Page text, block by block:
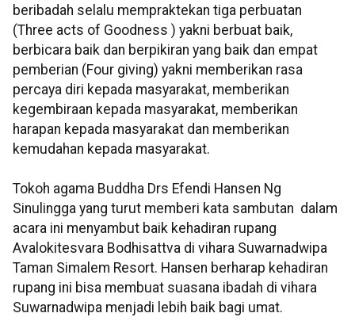
beribadah selalu mempraktekan tiga perbuatan
(Three acts of Goodness ) yakni berbuat baik,
berbicara baik dan berpikiran yang baik dan empat
pemberian (Four giving) yakni memberikan rasa
percaya diri kepada masyarakat, memberikan
kegembiraan kepada masyarakat, memberikan
harapan kepada masyarakat dan memberikan
kemudahan kepada masyarakat.
Tokoh agama Buddha Drs Efendi Hansen Ng
Sinulingga yang turut memberi kata sambutan dalam
acara ini menyambut baik kehadiran rupang
Avalokitesvara Bodhisattva di vihara Suwarnadwipa
Taman Simalem Resort. Hansen berharap kehadiran
rupang ini bisa membuat suasana ibadah di vihara
Suwarnadwipa menjadi lebih baik bagi umat.